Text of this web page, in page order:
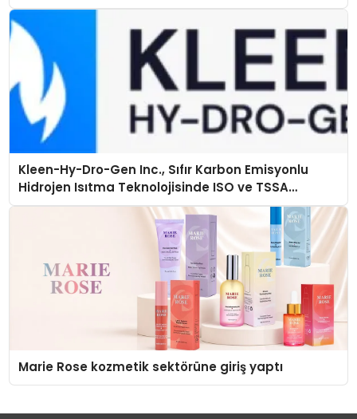
Kleen-Hy-Dro-Gen Inc., Sıfır Karbon Emisyonlu
Hidrojen Isıtma Teknolojisinde ISO ve TSSA
Düzenleyici Onaylarını Aldı
Marie Rose kozmetik sektörüne giriş yaptı